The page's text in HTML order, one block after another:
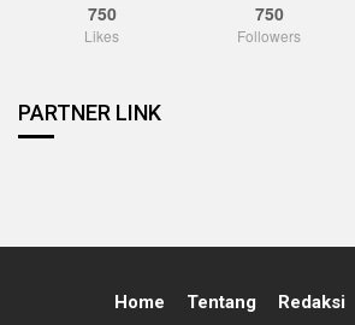
750
Likes
750
Followers
PARTNER LINK
Home Tentang Redaksi